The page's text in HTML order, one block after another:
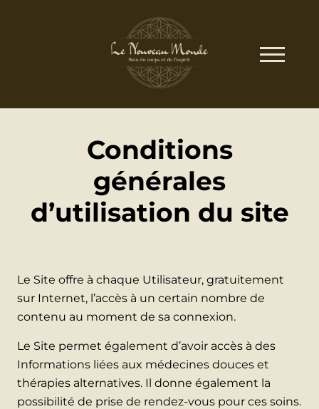
Conditions
générales
d’utilisation du site
Le Site offre à chaque Utilisateur, gratuitement
sur Internet, l’accès à un certain nombre de
contenu au moment de sa connexion.
Le Site permet également d’avoir accès à des
Informations liées aux médecines douces et
thérapies alternatives. Il donne également la
possibilité de prise de rendez-vous pour ces soins.